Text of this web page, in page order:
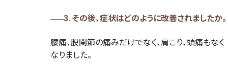
3. その後、症状はどのように改善されましたか。
腰痛、股関節の痛みだけでなく、肩こり、頭痛もなく
なりました。